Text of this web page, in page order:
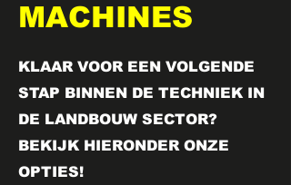
MACHINES
KLAAR VOOR EEN VOLGENDE
STAP BINNEN DE TECHNIEK IN
DE LANDBOUW SECTOR?
BEKIJK HIERONDER ONZE
OPTIES!